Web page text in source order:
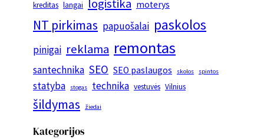
kreditas langai logistika moterys
NT pirkimas papuošalai paskolos
pinigai reklama remontas
santechnika SEO SEO paslaugos skolos spintos
statyba stogas technika vestuvės Vilnius
šildymas žiedai
Kategorijos